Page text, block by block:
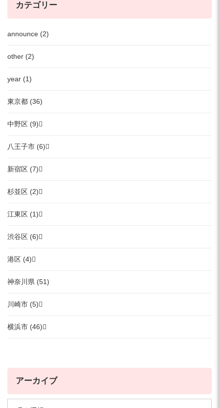
カテゴリー
announce (2)
other (2)
year (1)
東京都 (36)
中野区 (9)
八王子市 (6)
新宿区 (7)
杉並区 (2)
江東区 (1)
渋谷区 (6)
港区 (4)
神奈川県 (51)
川崎市 (5)
横浜市 (46)
アーカイブ